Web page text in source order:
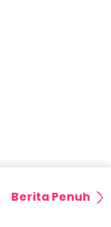
Berita Penuh